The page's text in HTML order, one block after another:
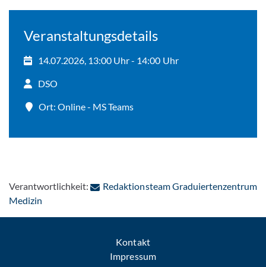
Veranstaltungsdetails
14.07.2026, 13:00 Uhr - 14:00 Uhr
DSO
Ort: Online - MS Teams
Verantwortlichkeit:
Redaktionsteam Graduiertenzentrum
Medizin
Kontakt
Impressum